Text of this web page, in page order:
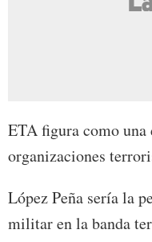
ETA figura como una
organizaciones
López Peña sería la
militar en la banda